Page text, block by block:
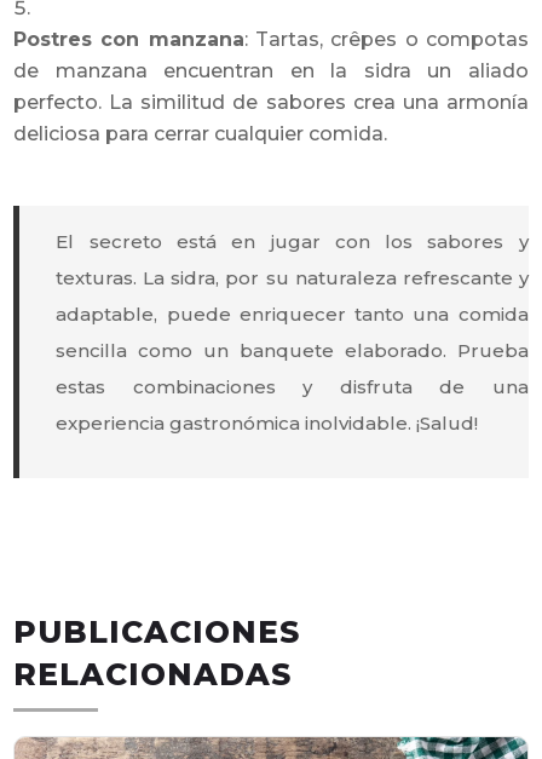
Postres con manzana: Tartas, crêpes o compotas
de manzana encuentran en la sidra un aliado
perfecto. La similitud de sabores crea una armonía
deliciosa para cerrar cualquier comida.
El secreto está en jugar con los sabores y
texturas. La sidra, por su naturaleza refrescante y
adaptable, puede enriquecer tanto una comida
sencilla como un banquete elaborado. Prueba
estas combinaciones y disfruta de una
experiencia gastronómica inolvidable. ¡Salud!
PUBLICACIONES
RELACIONADAS